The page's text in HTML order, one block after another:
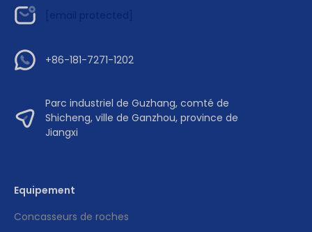
+86-181-7271-1202
Parc industriel de Guzhang, comté de
Shicheng, ville de Ganzhou, province de
Jiangxi
Equipement
Concasseurs de roches